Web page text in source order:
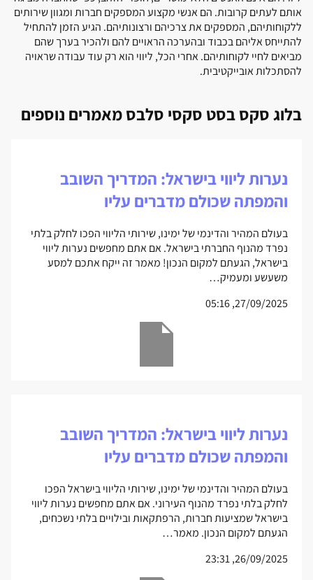
אותם לעתים קרובות. הם אנשי מקצוע המספקים חברות ומגוון שירותים
ללקוחותיהם, המספקים את צרכיהם ורצונותיהם. הגיע הזמן להתחיל
להתייחס אליהם בכבוד ובהערכה הראויים להם ולהכיר בערך שהם
מביאים לחיי לקוחותיהם. אחרי הכל, ליווי הוא רק עוד עבודה שראויה
להסתכלות אובייקטיבית.
בלוג סקס בסט סקסי סלבס מאמרים נוספים
נערות ליווי בישראל: המדריך השובב
והמפתה שכולם מדברים עליו
בעולם המהיר והדינמי של ימינו, שירותי הליווי הפכו לחלק בלתי
נפרד מהנוף החברתי בישראל. אם אתם מחפשים נערות ליווי
בישראל, הגעתם למקום הנכון! מאמר זה ייקח אתכם למסע
משעשע ומעמיק…
27/09/2025, 05:16
נערות ליווי בישראל: המדריך השובב
והמפתה שכולם מדברים עליו
בעולם המהיר והדינמי של ימינו, שירותי הליווי בישראל הפכו
לחלק בלתי נפרד מהנוף העירוני. אם אתם מחפשים נערות ליווי
בישראל שמציעות חברות, הרפתקאות ובילויים בלתי נשכחים,
הגעתם למקום הנכון. מאמר…
26/09/2025, 23:31